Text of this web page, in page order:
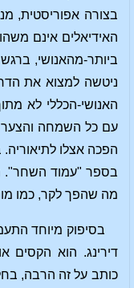
בצורה אפוריסטית,
האידיאלים אינם
ביותר-מהאנושי, ברגש
ניטשה למצוא את
האנושי-הכללי לא
עם כל השמחה והצער
הפכה אצלו לתיאוריה.
בספר "עמוד השחר".
מה שהפך לקר, כמו
בסיפוק מיוחד
דירינג. הוא הקסים
כותב על זה הרבה,